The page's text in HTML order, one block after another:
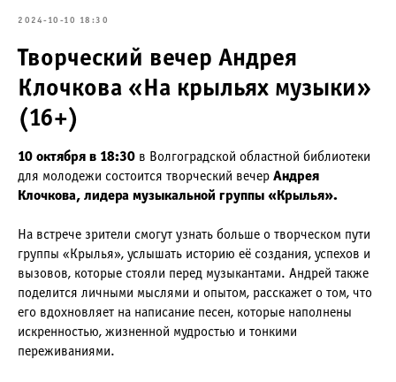
2024-10-10 18:30
Творческий вечер Андрея
Клочкова «На крыльях музыки»
(16+)
10 октября в 18:30 в Волгоградской областной библиотеки
для молодежи состоится творческий вечер Андрея
Клочкова, лидера музыкальной группы «Крылья».
На встрече зрители смогут узнать больше о творческом пути
группы «Крылья», услышать историю её создания, успехов и
вызовов, которые стояли перед музыкантами. Андрей также
поделится личными мыслями и опытом, расскажет о том, что
его вдохновляет на написание песен, которые наполнены
искренностью, жизненной мудростью и тонкими
переживаниями.